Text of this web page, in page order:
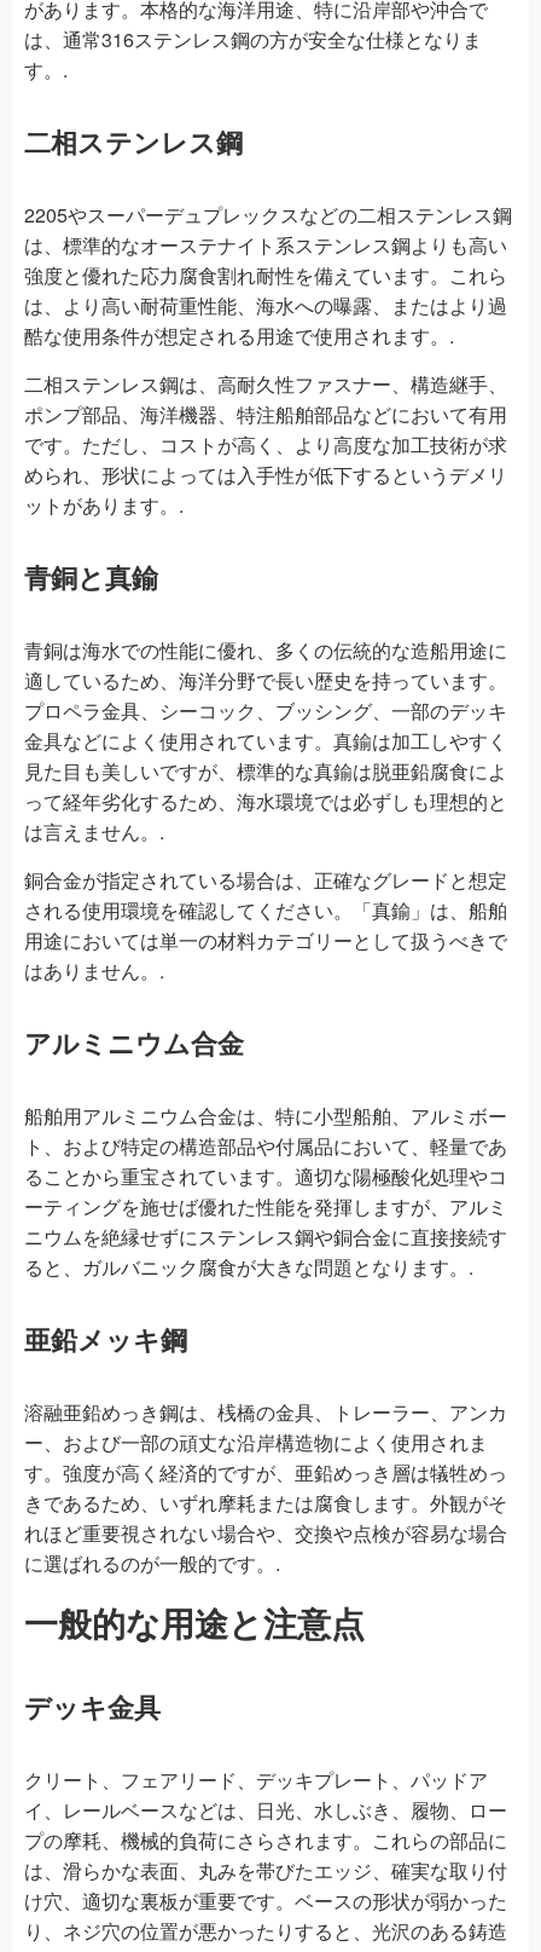
があります。本格的な海洋用途、特に沿岸部や沖合で
は、通常316ステンレス鋼の方が安全な仕様となりま
す。.
二相ステンレス鋼
2205やスーパーデュプレックスなどの二相ステンレス鋼
は、標準的なオーステナイト系ステンレス鋼よりも高い
強度と優れた応力腐食割れ耐性を備えています。これら
は、より高い耐荷重性能、海水への曝露、またはより過
酷な使用条件が想定される用途で使用されます。.
二相ステンレス鋼は、高耐久性ファスナー、構造継手、
ポンプ部品、海洋機器、特注船舶部品などにおいて有用
です。ただし、コストが高く、より高度な加工技術が求
められ、形状によっては入手性が低下するというデメリ
ットがあります。.
青銅と真鍮
青銅は海水での性能に優れ、多くの伝統的な造船用途に
適しているため、海洋分野で長い歴史を持っています。
プロペラ金具、シーコック、ブッシング、一部のデッキ
金具などによく使用されています。真鍮は加工しやすく
見た目も美しいですが、標準的な真鍮は脱亜鉛腐食によ
って経年劣化するため、海水環境では必ずしも理想的と
は言えません。.
銅合金が指定されている場合は、正確なグレードと想定
される使用環境を確認してください。「真鍮」は、船舶
用途においては単一の材料カテゴリーとして扱うべきで
はありません。.
アルミニウム合金
船舶用アルミニウム合金は、特に小型船舶、アルミボー
ト、および特定の構造部品や付属品において、軽量であ
ることから重宝されています。適切な陽極酸化処理やコ
ーティングを施せば優れた性能を発揮しますが、アルミ
ニウムを絶縁せずにステンレス鋼や銅合金に直接接続す
ると、ガルバニック腐食が大きな問題となります。.
亜鉛メッキ鋼
溶融亜鉛めっき鋼は、桟橋の金具、トレーラー、アンカ
ー、および一部の頑丈な沿岸構造物によく使用されま
す。強度が高く経済的ですが、亜鉛めっき層は犠牲めっ
きであるため、いずれ摩耗または腐食します。外観がそ
れほど重要視されない場合や、交換や点検が容易な場合
に選ばれるのが一般的です。.
一般的な用途と注意点
デッキ金具
クリート、フェアリード、デッキプレート、パッドア
イ、レールベースなどは、日光、水しぶき、履物、ロー
プの摩耗、機械的負荷にさらされます。これらの部品に
は、滑らかな表面、丸みを帯びたエッジ、確実な取り付
け穴、適切な裏板が重要です。ベースの形状が弱かった
り、ネジ穴の位置が悪かったりすると、光沢のある鋳造